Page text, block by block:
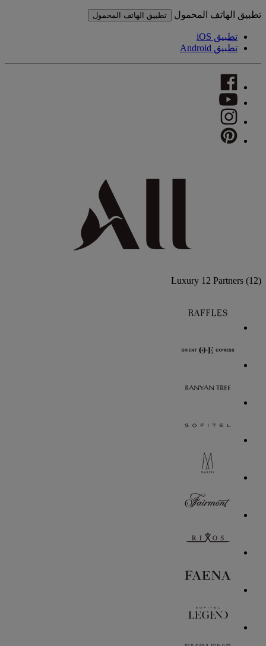
تطبيق الهاتف المحمول تطبيق الهاتف المحمول
تطبيق iOS
تطبيق Android
Luxury 12 Partners (12)